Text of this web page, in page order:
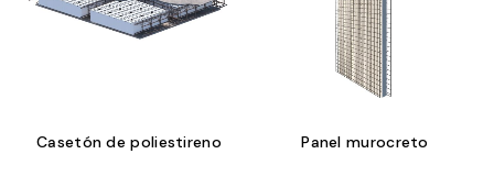
Casetón de poliestireno Panel murocreto